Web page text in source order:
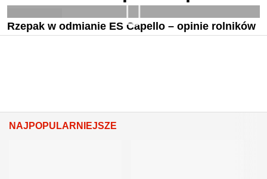
Rzepak w odmianie ES Capello – opinie rolników
NAJPOPULARNIEJSZE